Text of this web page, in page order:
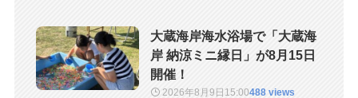
大蔵海岸海水浴場で「大蔵海
岸 納涼ミニ縁日」が8月15日
開催！
2026年8月9日 15:00488 views